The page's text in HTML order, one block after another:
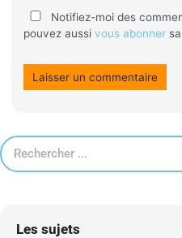
Notifiez-moi des
pouvez aussi vous abonner
Les sujets